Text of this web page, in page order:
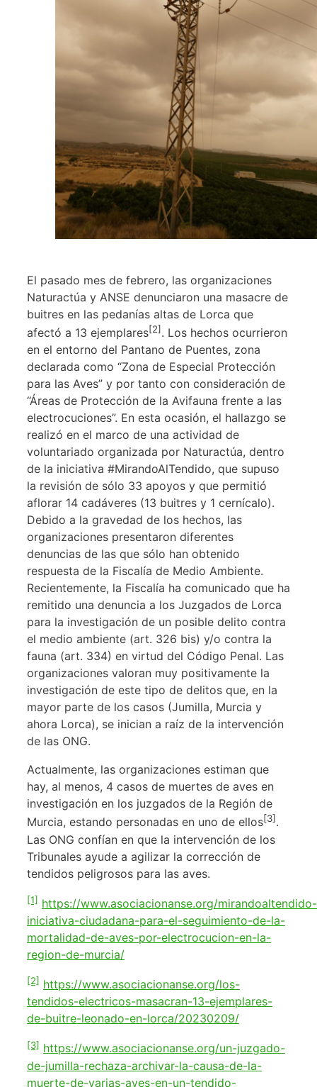
El pasado mes de febrero, las organizaciones
Naturactúa y ANSE denunciaron una masacre de
buitres en las pedanías altas de Lorca que
afectó a 13 ejemplares[2] . Los hechos ocurrieron
en el entorno del Pantano de Puentes, zona
declarada como “Zona de Especial Protección
para las Aves” y por tanto con consideración de
“Áreas de Protección de la Avifauna frente a las
electrocuciones”. En esta ocasión, el hallazgo se
realizó en el marco de una actividad de
voluntariado organizada por Naturactúa, dentro
de la iniciativa #MirandoAlTendido, que supuso
la revisión de sólo 33 apoyos y que permitió
aflorar 14 cadáveres (13 buitres y 1 cernícalo).
Debido a la gravedad de los hechos, las
organizaciones presentaron diferentes
denuncias de las que sólo han obtenido
respuesta de la Fiscalía de Medio Ambiente.
Recientemente, la Fiscalía ha comunicado que ha
remitido una denuncia a los Juzgados de Lorca
para la investigación de un posible delito contra
el medio ambiente (art. 326 bis) y/o contra la
fauna (art. 334) en virtud del Código Penal. Las
organizaciones valoran muy positivamente la
investigación de este tipo de delitos que, en la
mayor parte de los casos (Jumilla, Murcia y
ahora Lorca), se inician a raíz de la intervención
de las ONG.
Actualmente, las organizaciones estiman que
hay, al menos, 4 casos de muertes de aves en
investigación en los juzgados de la Región de
Murcia, estando personadas en uno de ellos[3] .
Las ONG confían en que la intervención de los
Tribunales ayude a agilizar la corrección de
tendidos peligrosos para las aves.
[1] https://www.asociacionanse.org/mirandoaltendido-
iniciativa-ciudadana-para-el-seguimiento-de-la-
mortalidad-de-aves-por-electrocucion-en-la-
region-de-murcia/
[2] https://www.asociacionanse.org/los-
tendidos-electricos-masacran-13-ejemplares-
de-buitre-leonado-en-lorca/20230209/
[3] https://www.asociacionanse.org/un-juzgado-
de-jumilla-rechaza-archivar-la-causa-de-la-
muerte-de-varias-aves-en-un-tendido-